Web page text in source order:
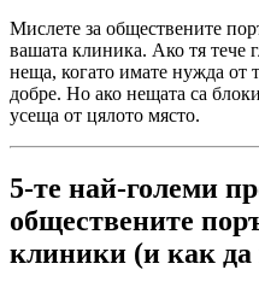
Мислете за обществените
вашата клиника. Ако тя тече
неща, когато имате нужда от
добре. Но ако нещата са
усеща от цялото място.
5-те най-големи
обществените
клиники (и как да